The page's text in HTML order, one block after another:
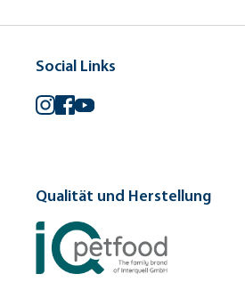
Social Links
Instagram
Facebook
YouTube
Qualität und Herstellung